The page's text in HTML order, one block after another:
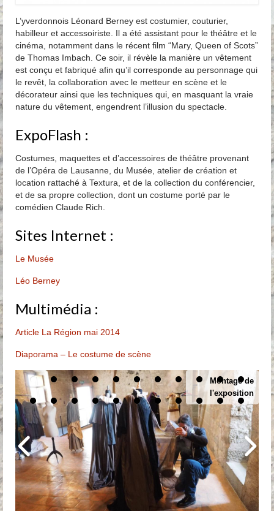
L’yverdonnois Léonard Berney est costumier, couturier,
habilleur et accessoiriste. Il a été assistant pour le théâtre et le
cinéma, notamment dans le récent film “Mary, Queen of Scots”
de Thomas Imbach. Ce soir, il révèle la manière un vêtement
est conçu et fabriqué afin qu’il corresponde au personnage qui
le revêt, la collaboration avec le metteur en scène et le
décorateur ainsi que les techniques qui, en masquant la vraie
nature du vêtement, engendrent l’illusion du spectacle.
ExpoFlash :
Costumes, maquettes et d’accessoires de théâtre provenant
de l’Opéra de Lausanne, du Musée, atelier de création et
location rattaché à Textura, et de la collection du conférencier,
et de sa propre collection, dont un costume porté par le
comédien Claude Rich.
Sites Internet :
Le Musée
Léo Berney
Multimédia :
Article La Région mai 2014
Diaporama – Le costume de scène
Montage de
l'exposition